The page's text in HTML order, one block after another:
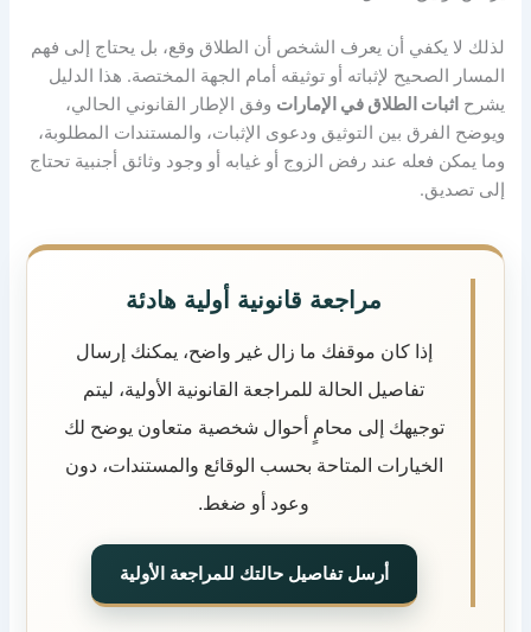
لذلك لا يكفي أن يعرف الشخص أن الطلاق وقع، بل يحتاج إلى فهم
المسار الصحيح لإثباته أو توثيقه أمام الجهة المختصة. هذا الدليل
يشرح اثبات الطلاق في الإمارات وفق الإطار القانوني الحالي،
ويوضح الفرق بين التوثيق ودعوى الإثبات، والمستندات المطلوبة،
وما يمكن فعله عند رفض الزوج أو غيابه أو وجود وثائق أجنبية تحتاج
إلى تصديق.
مراجعة قانونية أولية هادئة
إذا كان موقفك ما زال غير واضح، يمكنك إرسال
تفاصيل الحالة للمراجعة القانونية الأولية، ليتم
توجيهك إلى محامٍ أحوال شخصية متعاون يوضح لك
الخيارات المتاحة بحسب الوقائع والمستندات، دون
وعود أو ضغط.
أرسل تفاصيل حالتك للمراجعة الأولية